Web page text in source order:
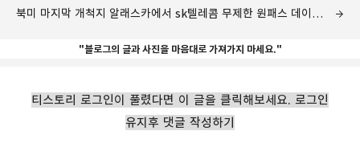
북미 마지막 개척지 알래스카에서 sk텔레콤 무제한 원패스 데이터 로밍
"블로그의 글과 사진을 마음대로 가져가지 마세요."
티스토리 로그인이 풀렸다면 이 글을 클릭해보세요. 로그인
유지후 댓글 작성하기